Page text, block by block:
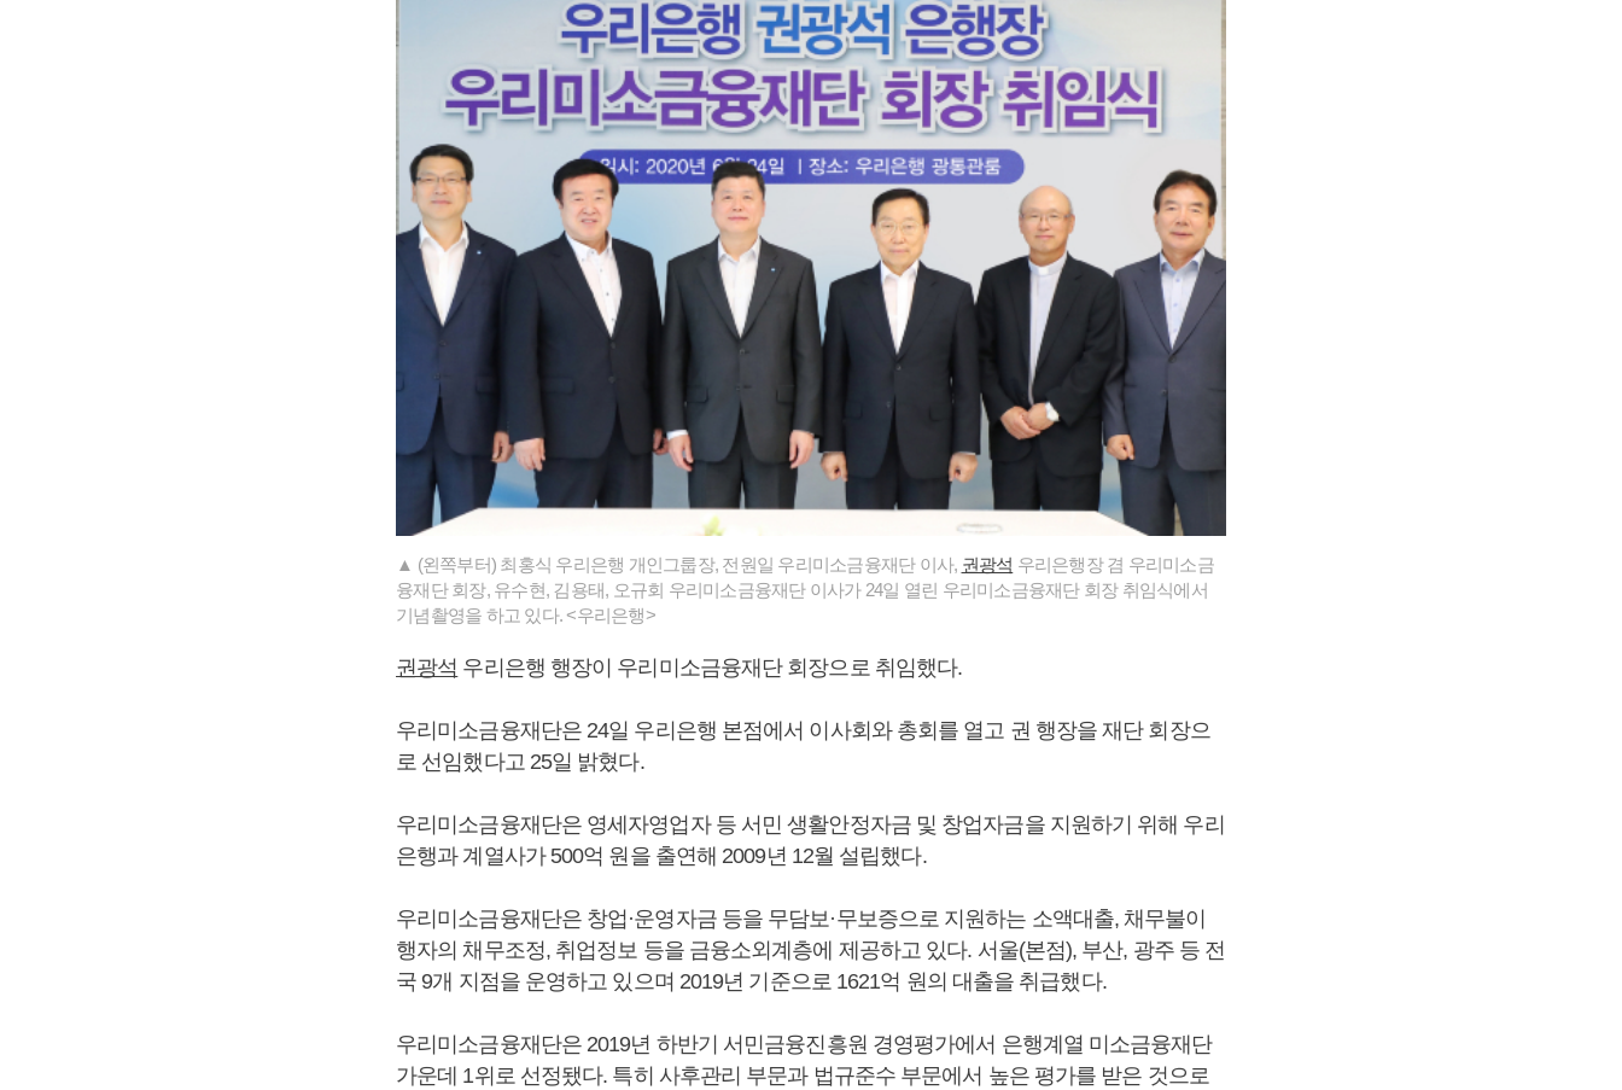
▲ (왼쪽부터) 최홍식 우리은행 개인그룹장, 전원일 우리미소금융재단 이사, 권광석 우리은행장 겸 우리미소금
융재단 회장, 유수현, 김용태, 오규회 우리미소금융재단 이사가 24일 열린 우리미소금융재단 회장 취임식에서
기념촬영을 하고 있다. <우리은행>
권광석 우리은행 행장이 우리미소금융재단 회장으로 취임했다.
우리미소금융재단은 24일 우리은행 본점에서 이사회와 총회를 열고 권 행장을 재단 회장으
로 선임했다고 25일 밝혔다.
우리미소금융재단은 영세자영업자 등 서민 생활안정자금 및 창업자금을 지원하기 위해 우리
은행과 계열사가 500억 원을 출연해 2009년 12월 설립했다.
우리미소금융재단은 창업·운영자금 등을 무담보·무보증으로 지원하는 소액대출, 채무불이
행자의 채무조정, 취업정보 등을 금융소외계층에 제공하고 있다. 서울(본점), 부산, 광주 등 전
국 9개 지점을 운영하고 있으며 2019년 기준으로 1621억 원의 대출을 취급했다.
우리미소금융재단은 2019년 하반기 서민금융진흥원 경영평가에서 은행계열 미소금융재단
가운데 1위로 선정됐다. 특히 사후관리 부문과 법규준수 부문에서 높은 평가를 받은 것으로